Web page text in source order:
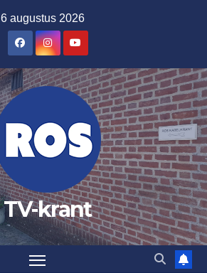
6 augustus 2026
TV-krant